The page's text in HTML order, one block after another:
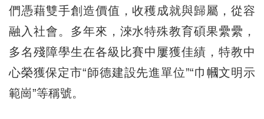
們憑藉雙手創造價值，收穫成就與歸屬，從容
融入社會。多年來，淶水特殊教育碩果纍纍，
多名殘障學生在各級比賽中屢獲佳績，特教中
心榮獲保定市“師德建設先進單位”“巾幗文明示
範崗”等稱號。